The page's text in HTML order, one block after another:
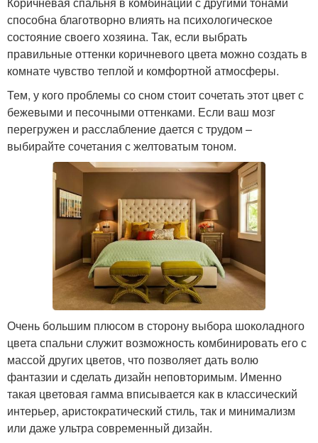
способна благотворно влиять на психологическое
состояние своего хозяина. Так, если выбрать
правильные оттенки коричневого цвета можно создать в
комнате чувство теплой и комфортной атмосферы.
Тем, у кого проблемы со сном стоит сочетать этот цвет с
бежевыми и песочными оттенками. Если ваш мозг
перегружен и расслабление дается с трудом –
выбирайте сочетания с желтоватым тоном.
Очень большим плюсом в сторону выбора шоколадного
цвета спальни служит возможность комбинировать его с
массой других цветов, что позволяет дать волю
фантазии и сделать дизайн неповторимым. Именно
такая цветовая гамма вписывается как в классический
интерьер, аристократический стиль, так и минимализм
или даже ультра современный дизайн.